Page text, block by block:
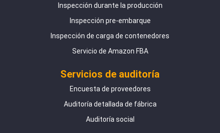
Inspección durante la producción
Inspección pre-embarque
Inspección de carga de contenedores
Servicio de Amazon FBA
Servicios de auditoría
Encuesta de proveedores
Auditoría detallada de fábrica
Auditoría social